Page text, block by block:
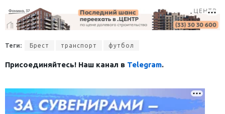
Теги: Брест транспорт футбол
Присоединяйтесь! Наш канал в Telegram.